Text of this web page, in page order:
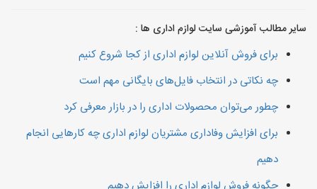
سایر مطالب آموزشی سایت لوازم اداری ها :
برای فروش آنلاین لوازم اداری از کجا شروع کنیم
چه نکاتی در انتخاب فایل‌های بایگانی مهم است
چطور می‌توان محصولات اداری را در بازار معرفی کرد
برای افزایش وفاداری مشتریان لوازم اداری چه کارهایی انجام
دهیم